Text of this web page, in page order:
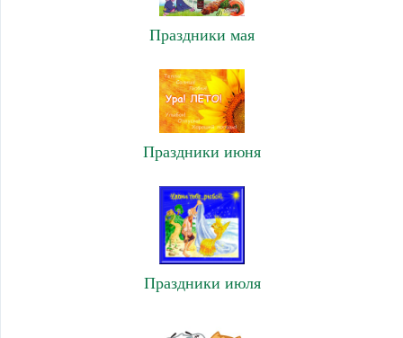
Праздники мая
Праздники июня
Праздники июля